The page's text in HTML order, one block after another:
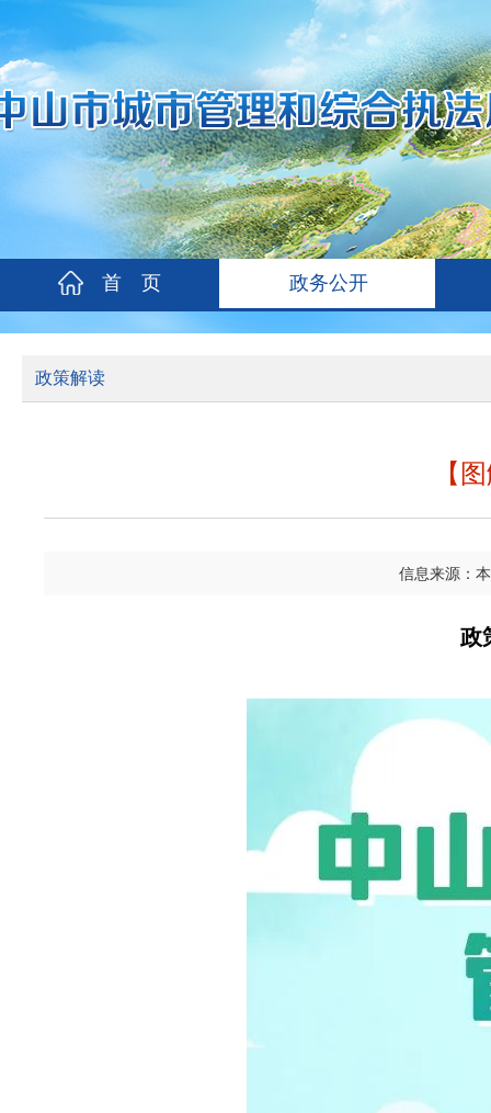
首 页 政务公开
政策解读
【
信息来源：
政